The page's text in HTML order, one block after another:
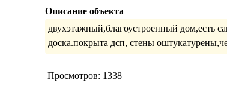
Описание объекта
двухэтажный,благоустроенный дом,есть
доска.покрыта дсп, стены
Просмотров: 1338